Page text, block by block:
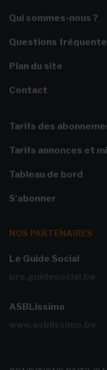
Qui sommes-nous ?
Questions
Plan du site
Contact
Tarifs des
Tarifs annonces et
Tableau de bord
S'abonner
NOS PARTENAIRES
Le Guide Social
pro.guidesocial.be
ASBLissimo
www.asblissimo.be